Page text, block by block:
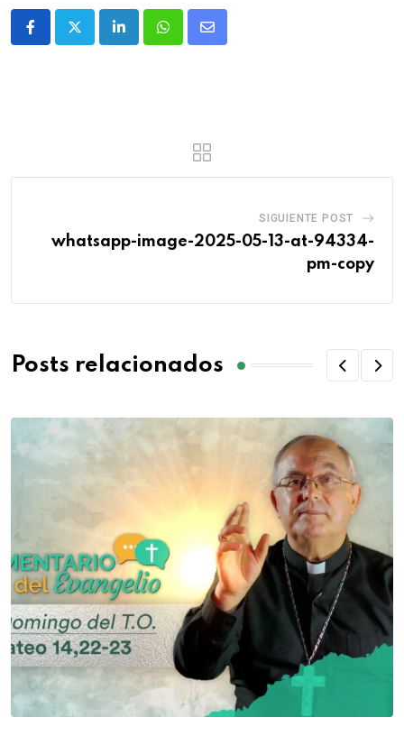
SIGUIENTE POST
whatsapp-image-2025-05-13-at-94334-
pm-copy
Posts relacionados